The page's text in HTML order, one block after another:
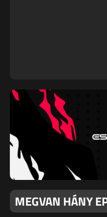
MEGVAN HÁNY